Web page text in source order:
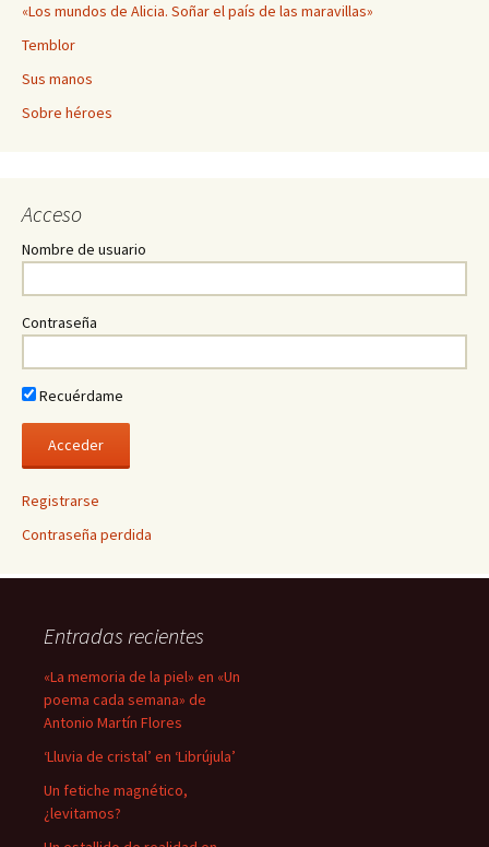
«Los mundos de Alicia. Soñar el país de las maravillas»
Temblor
Sus manos
Sobre héroes
Acceso
Nombre de usuario
Contraseña
Recuérdame
Registrarse
Contraseña perdida
Entradas recientes
«La memoria de la piel» en «Un
poema cada semana» de
Antonio Martín Flores
‘Lluvia de cristal’ en ‘Librújula’
Un fetiche magnético,
¿levitamos?